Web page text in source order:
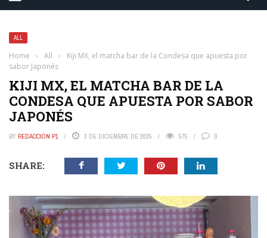
ALL
Home › All ›
Kiji MX, el matcha bar de la Condesa que apuesta por
sabor Japonés
KIJI MX, EL MATCHA BAR DE LA
CONDESA QUE APUESTA POR SABOR
JAPONÉS
BY REDACCIÓN P1 3 DE DICIEMBRE DE 2025 575 0
SHARE: